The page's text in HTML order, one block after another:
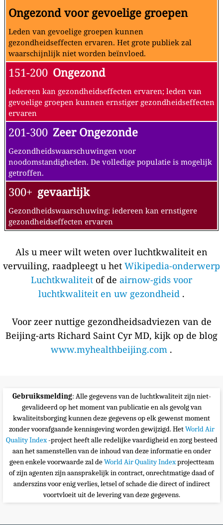
Ongezond voor gevoelige groepen
Leden van gevoelige groepen kunnen
gezondheidseffecten ervaren. Het grote publiek zal
waarschijnlijk niet worden beïnvloed.
151-200 Ongezond
Iedereen kan gezondheidseffecten ervaren; leden van
gevoelige groepen kunnen ernstiger gezondheidseffecten
ervaren
201-300 Zeer Ongezonde
Gezondheidswaarschuwingen voor
noodomstandigheden. De volledige populatie is mogelijk
getroffen.
300+ gevaarlijk
Gezondheidswaarschuwing: iedereen kan ernstigere
gezondheidseffecten ervaren
Als u meer wilt weten over luchtkwaliteit en
vervuiling, raadpleegt u het Wikipedia-onderwerp
Luchtkwaliteit of de airnow-gids voor
luchtkwaliteit en uw gezondheid .
Voor zeer nuttige gezondheidsadviezen van de
Beijing-arts Richard Saint Cyr MD, kijk op de blog
www.myhealthbeijing.com .
Gebruiksmelding: Alle gegevens van de luchtkwaliteit zijn niet-
gevalideerd op het moment van publicatie en als gevolg van
kwaliteitsborging kunnen deze gegevens op elk gewenst moment
zonder voorafgaande kennisgeving worden gewijzigd. HetWorld Air
Quality Index-project heeft alle redelijke vaardigheid en zorg besteed
aan het samenstellen van de inhoud van deze informatie en onder
geen enkele voorwaarde zal deWorld Air Quality Indexprojectteam
of zijn agenten zijn aansprakelijk in contract, onrechtmatige daad of
anderszins voor enig verlies, letsel of schade die direct of indirect
voortvloeit uit de levering van deze gegevens.